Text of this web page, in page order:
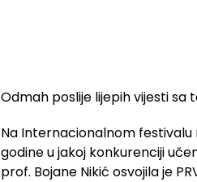
Odmah poslije lijepih vijesti sa
Na Internacionalnom festivalu
godine u jakoj konkurenciji
prof. Bojane Nikić osvojila je